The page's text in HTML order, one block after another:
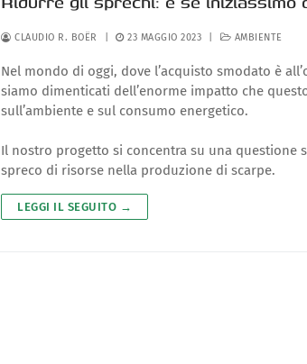
CLAUDIO R. BOËR 23 MAGGIO 2023 AMBIENTE
Nel mondo di oggi, dove l’acquisto smodato è
siamo dimenticati dell’enorme impatto che
sull’ambiente e sul consumo energetico.
Il nostro progetto si concentra su una questione
spreco di risorse nella produzione di scarpe.
LEGGI IL SEGUITO →